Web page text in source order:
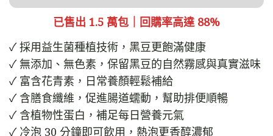
已售出 1.5 萬包｜回購率高達 88%
✓ 採用益生菌種植技術，黑豆更飽滿健康
✓ 無添加、無色素，保留黑豆的自然霧感與真實滋味
✓ 富含花青素，日常養顏輕鬆補給
✓ 含膳食纖維，促進腸道蠕動，幫助排便順暢
✓ 含植物性蛋白，補足每日營養元氣
✓ 冷泡 30 分鐘即可飲用，熱泡更香醇濃郁